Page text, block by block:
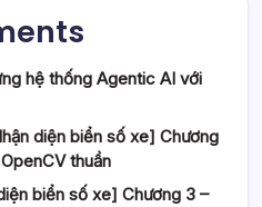
hệ thống Agentic AI với
diện biển số xe] Chương
thuần
biển số xe] Chương 3 –